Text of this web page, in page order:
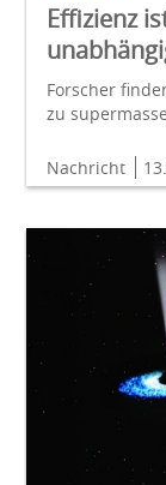
Effizienz
Forscher
zu
Nachricht